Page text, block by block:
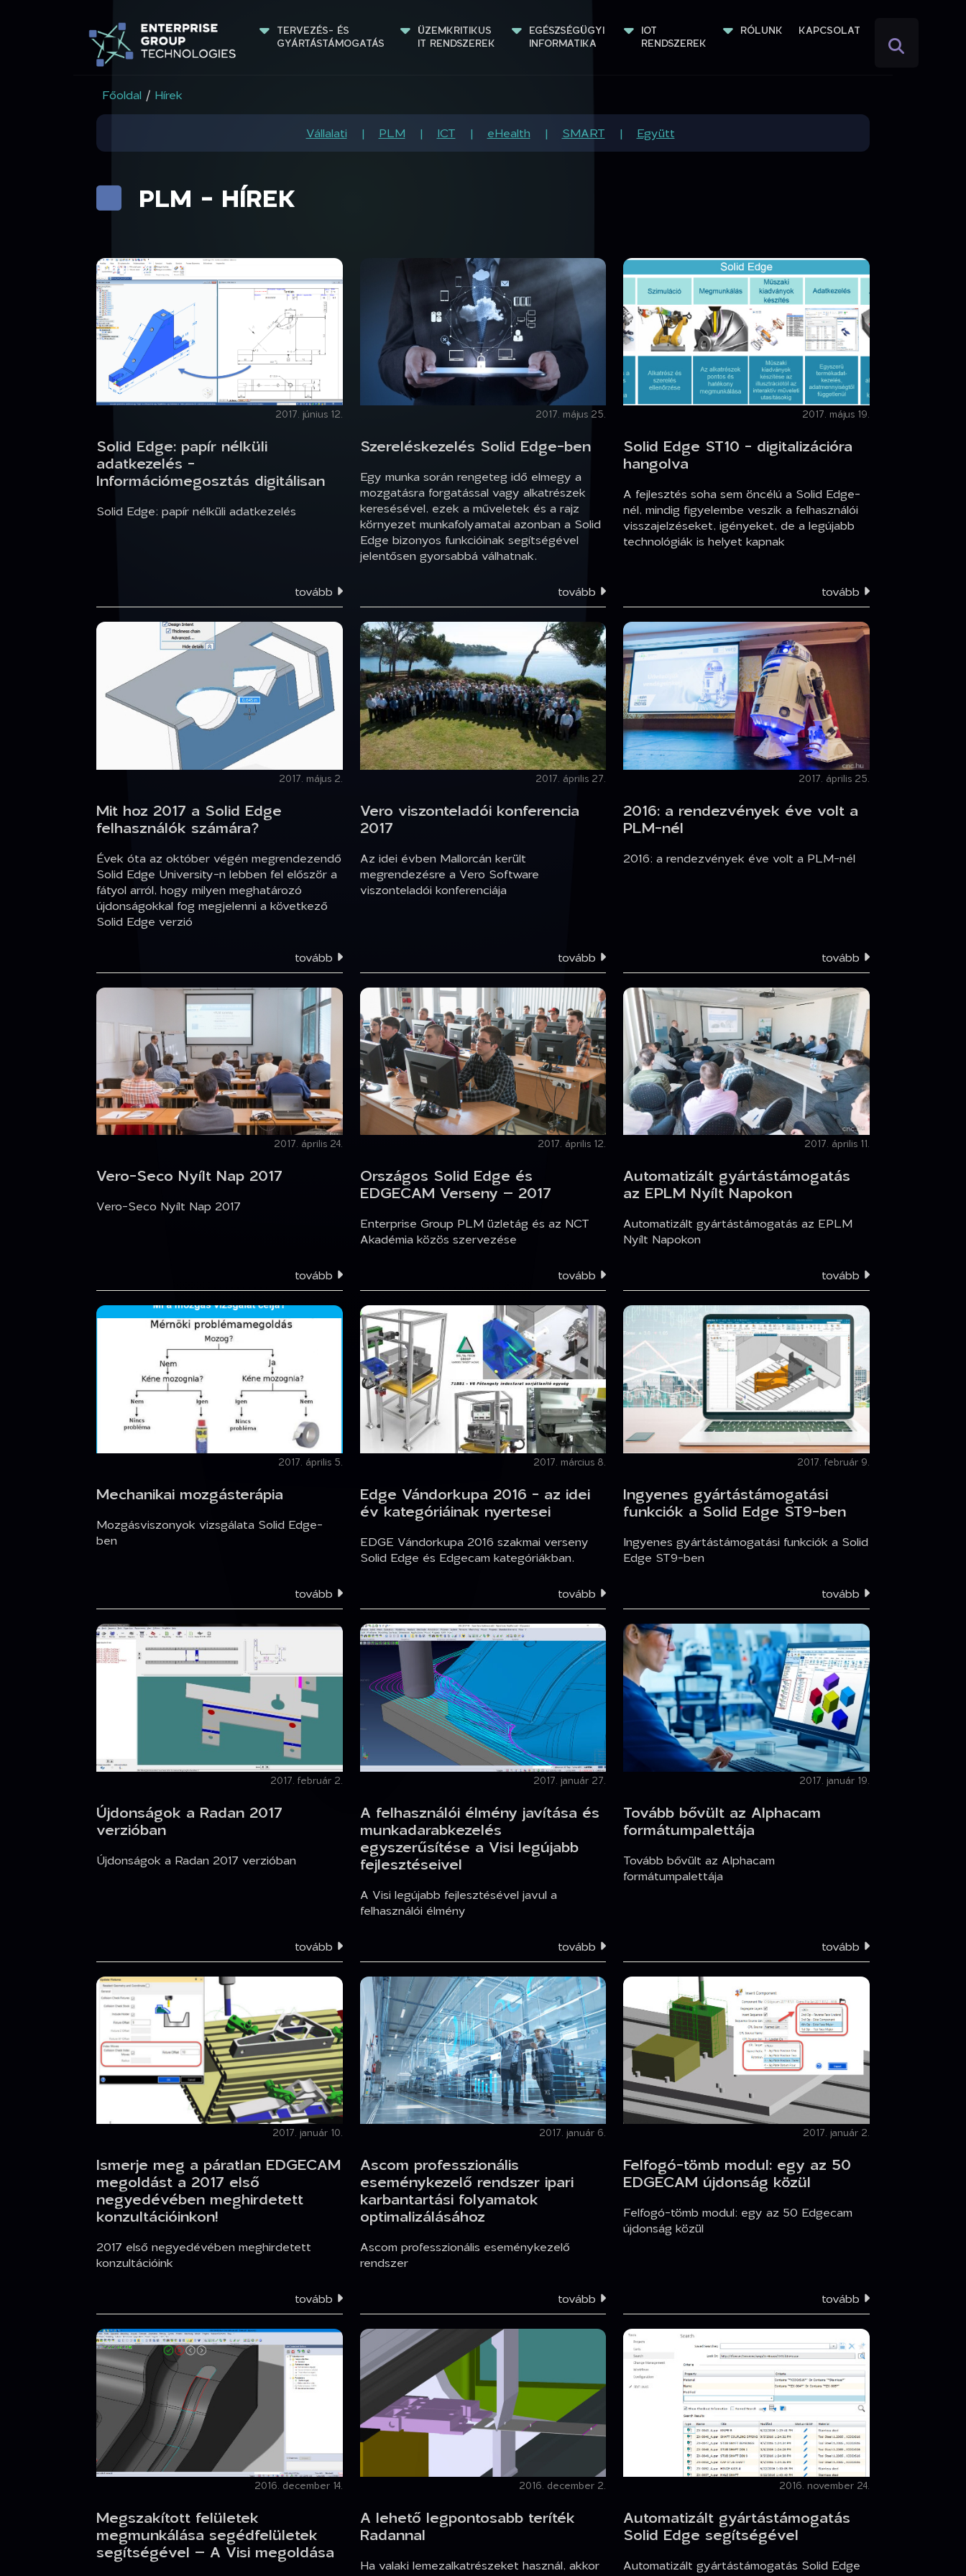
TERVEZÉS- ÉS
GYÁRTÁSTÁMOGATÁS
ÜZEMKRITIKUS
IT RENDSZEREK
EGÉSZSÉGÜGYI
INFORMATIKA
IOT
RENDSZEREK
RÓLUNK KAPCSOLAT
Főoldal / Hírek
Vállalati
PLM ICT eHealth SMART Együtt
PLM - HÍREK
2017. június 12.
Solid Edge: papír nélküli
adatkezelés -
Információmegosztás digitálisan
Solid Edge: papír nélküli adatkezelés
tovább
2017. május 25.
Szereléskezelés Solid Edge-ben
Egy munka során rengeteg idő elmegy a
mozgatásra forgatással vagy alkatrészek
keresésével, ezek a műveletek és a rajz
környezet munkafolyamatai azonban a Solid
Edge bizonyos funkcióinak segítségével
jelentősen gyorsabbá válhatnak.
tovább
2017. május 19.
Solid Edge ST10 - digitalizációra
hangolva
A fejlesztés soha sem öncélú a Solid Edge-
nél, mindig figyelembe veszik a felhasználói
visszajelzéseket, igényeket, de a legújabb
technológiák is helyet kapnak
tovább
2017. május 2.
Mit hoz 2017 a Solid Edge
felhasználók számára?
Évek óta az október végén megrendezendő
Solid Edge University-n lebben fel először a
fátyol arról, hogy milyen meghatározó
újdonságokkal fog megjelenni a következő
Solid Edge verzió
tovább
2017. április 27.
Vero viszonteladói konferencia
2017
Az idei évben Mallorcán került
megrendezésre a Vero Software
viszonteladói konferenciája
tovább
2017. április 25.
2016: a rendezvények éve volt a
PLM-nél
2016: a rendezvények éve volt a PLM-nél
tovább
2017. április 24.
Vero-Seco Nyílt Nap 2017
Vero-Seco Nyílt Nap 2017
tovább
2017. április 12.
Országos Solid Edge és
EDGECAM Verseny – 2017
Enterprise Group PLM üzletág és az NCT
Akadémia közös szervezése
tovább
2017. április 11.
Automatizált gyártástámogatás
az EPLM Nyílt Napokon
Automatizált gyártástámogatás az EPLM
Nyílt Napokon
tovább
2017. április 5.
Mechanikai mozgásterápia
Mozgásviszonyok vizsgálata Solid Edge-
ben
tovább
2017. március 8.
Edge Vándorkupa 2016 - az idei
év kategóriáinak nyertesei
EDGE Vándorkupa 2016 szakmai verseny
Solid Edge és Edgecam kategóriákban.
tovább
2017. február 9.
Ingyenes gyártástámogatási
funkciók a Solid Edge ST9-ben
Ingyenes gyártástámogatási funkciók a Solid
Edge ST9-ben
tovább
2017. február 2.
Újdonságok a Radan 2017
verzióban
Újdonságok a Radan 2017 verzióban
tovább
2017. január 27.
A felhasználói élmény javítása és
munkadarabkezelés
egyszerűsítése a Visi legújabb
fejlesztéseivel
A Visi legújabb fejlesztésével javul a
felhasználói élmény
tovább
2017. január 19.
Tovább bővült az Alphacam
formátumpalettája
Tovább bővült az Alphacam
formátumpalettája
tovább
2017. január 10.
Ismerje meg a páratlan EDGECAM
megoldást a 2017 első
negyedévében meghirdetett
konzultációinkon!
2017 első negyedévében meghirdetett
konzultációink
tovább
2017. január 6.
Ascom professzionális
eseménykezelő rendszer ipari
karbantartási folyamatok
optimalizálásához
Ascom professzionális eseménykezelő
rendszer
tovább
2017. január 2.
Felfogó-tömb modul: egy az 50
EDGECAM újdonság közül
Felfogó-tömb modul: egy az 50 Edgecam
újdonság közül
tovább
2016. december 14.
Megszakított felületek
megmunkálása segédfelületek
segítségével – A Visi megoldása
2016. december 2.
A lehető legpontosabb teríték
Radannal
Ha valaki lemezalkatrészeket használ, akkor
2016. november 24.
Automatizált gyártástámogatás
Solid Edge segítségével
Automatizált gyártástámogatás Solid Edge